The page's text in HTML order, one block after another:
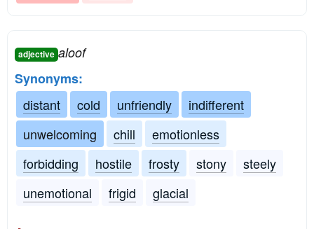
adjective aloof
Synonyms:
distant
cold unfriendly
indifferent
unwelcoming
chill
emotionless
forbidding
hostile frosty stony
steely
unemotional
frigid glacial